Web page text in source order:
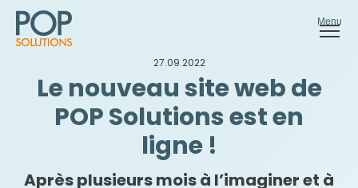
Menu
27.09.2022
Le nouveau site web de
POP Solutions est en
ligne !
Après plusieurs mois à l’imaginer et à